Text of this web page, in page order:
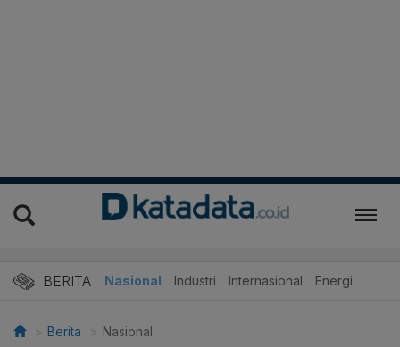
BERITA Nasional Industri Internasional Energi
Berita Nasional